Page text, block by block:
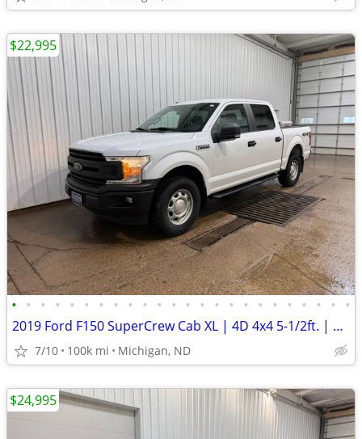
• • • • • • • • • • • • • • • • • • • • • • • •
2019 Ford F150 SuperCrew Cab XL | 4D 4x4 5-1/2ft. | 99k Miles
7/10 100k mi Michigan, ND
$22,995
$24,995